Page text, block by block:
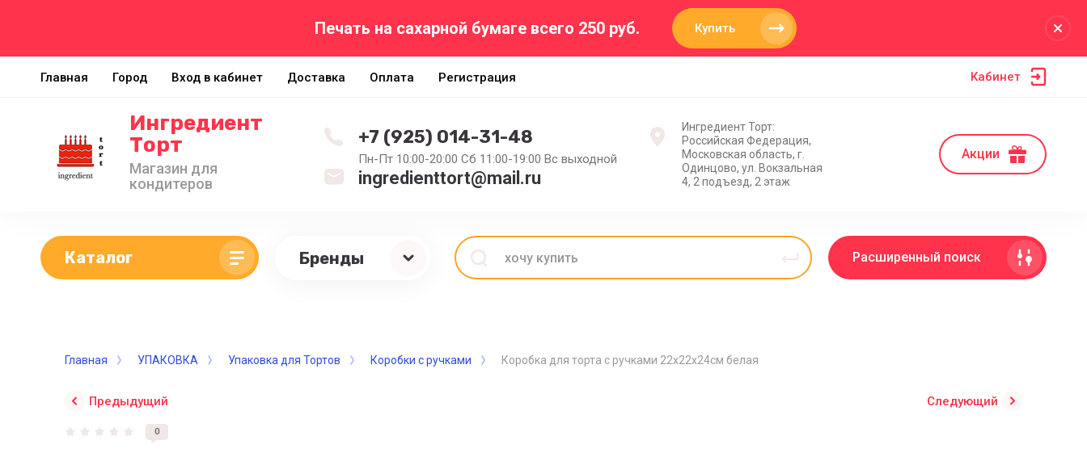
Печать на сахарной бумаге всего 250 руб. Купить
Главная Город Вход в кабинет Доставка Оплата Регистрация Кабинет
Ингредиент
Торт
Магазин для
кондитеров
+7 (925) 014-31-48
Пн-Пт 10:00-20:00 Сб 11:00-19:00 Вс выходной
ingredienttort@mail.ru
Ингредиент Торт:
Российская Федерация,
Московская область, г.
Одинцово, ул. Вокзальная
4, 2 подъезд, 2 этаж
Акции
Каталог Бренды Расширенный поиск
Главная УПАКОВКА Упаковка для Тортов Коробки с ручками Коробка для торта c ручками 22х22х24см белая
Предыдущий Следующий
0